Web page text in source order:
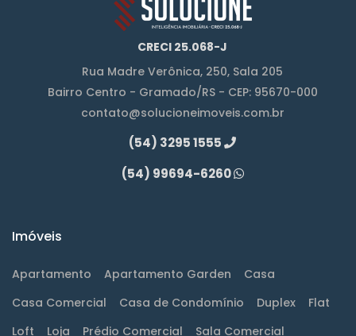
CRECI 25.068-J
Rua Madre Verônica, 250, Sala 205
Bairro Centro - Gramado/RS - CEP: 95670-000
contato@solucioneimoveis.com.br
(54) 3295 1555
(54) 99694-6260
Imóveis
Apartamento Apartamento Garden
Casa
Casa Comercial
Casa de Condomínio Duplex
Flat
Loft
Loja Prédio Comercial Sala Comercial